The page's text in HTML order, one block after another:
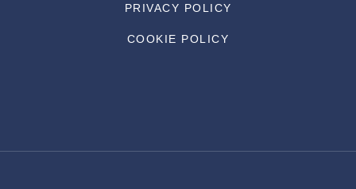
PRIVACY POLICY
COOKIE POLICY